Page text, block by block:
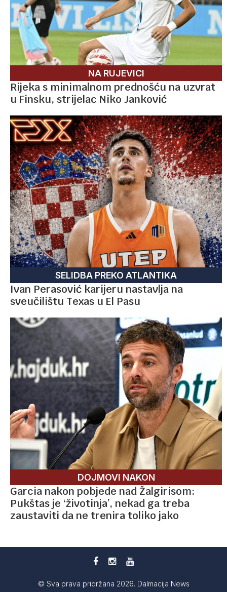
NA RUJEVICI
Rijeka s minimalnom prednošću na uzvrat
u Finsku, strijelac Niko Janković
SELIDBA PREKO ATLANTIKA
Ivan Perasović karijeru nastavlja na
sveučilištu Texas u El Pasu
DOJMOVI NAKON
Garcia nakon pobjede nad Žalgirisom:
Pukštas je ‘životinja’, nekad ga treba
zaustaviti da ne trenira toliko jako
© Sva prava pridržana 2026. Dalmacija News